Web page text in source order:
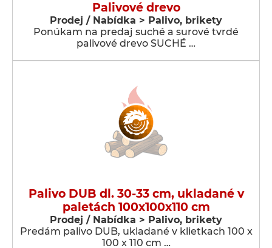
Palivové drevo
Prodej / Nabídka > Palivo, brikety
Ponúkam na predaj suché a surové tvrdé
palivové drevo SUCHÉ …
Palivo DUB dl. 30-33 cm, ukladané v
paletách 100x100x110 cm
Prodej / Nabídka > Palivo, brikety
Predám palivo DUB, ukladané v klietkach 100 x
100 x 110 cm …